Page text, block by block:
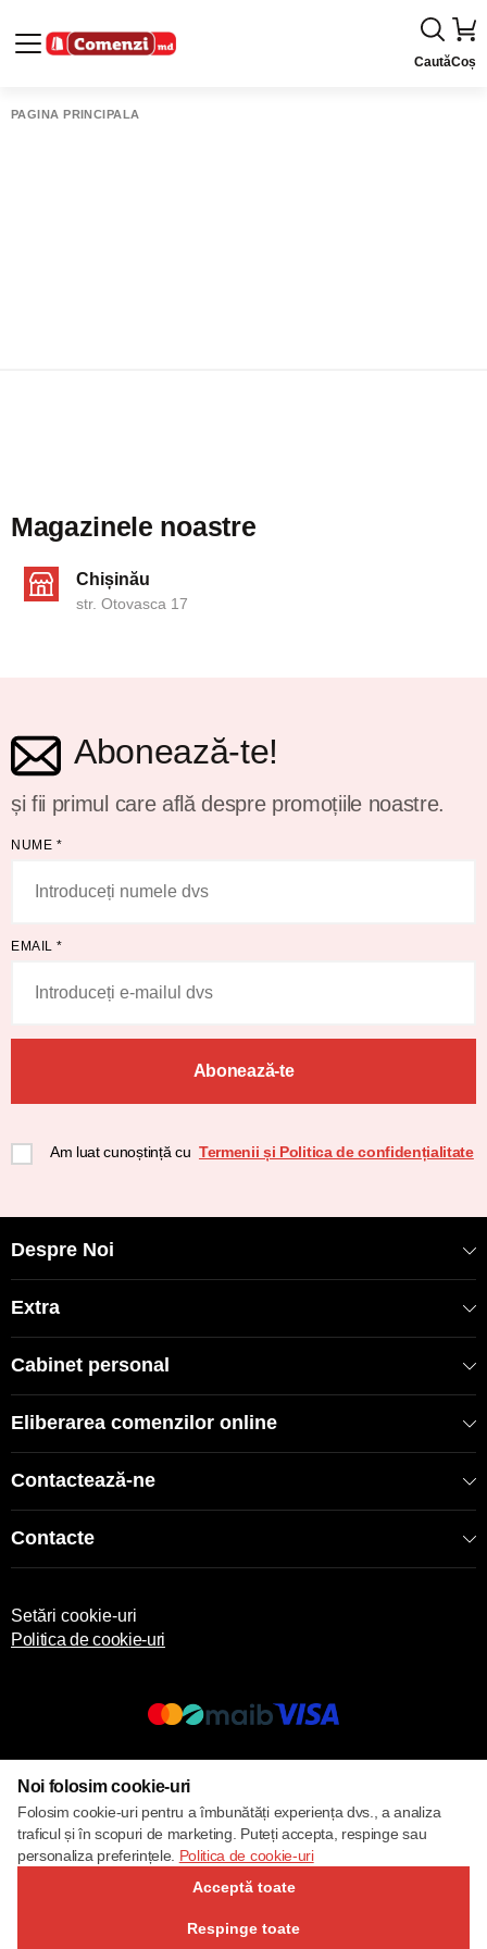
CautăCoș
PAGINA PRINCIPALĂ
Magazinele noastre
Chișinău
str. Otovasca 17
Abonează-te!
și fii primul care află despre promoțiile noastre.
NUME *
EMAIL *
Abonează-te
Am luat cunoștință cu Termenii și Politica de confidențialitate
Despre Noi
Extra
Cabinet personal
Eliberarea comenzilor online
Contactează-ne
Contacte
Setări cookie-uri
Politica de cookie-uri
Noi folosim cookie-uri
Folosim cookie-uri pentru a îmbunătăți experiența dvs., a analiza
traficul și în scopuri de marketing. Puteți accepta, respinge sau
personaliza preferințele. Politica de cookie-uri
Acceptă toate
Respinge toate